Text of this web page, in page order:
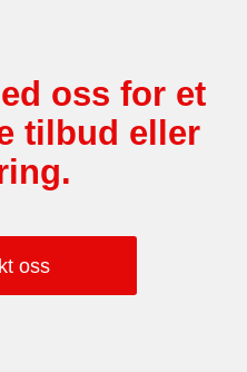
oss for et
tilbud eller
oss